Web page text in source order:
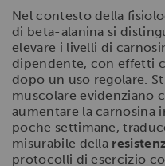
Nel contesto della
di beta-alanina si
elevare i livelli di
dipendente, con effetti
dopo un uso regolare.
muscolare evidenziano
aumentare la carnosina
poche settimane,
misurabile della
protocolli di esercizio